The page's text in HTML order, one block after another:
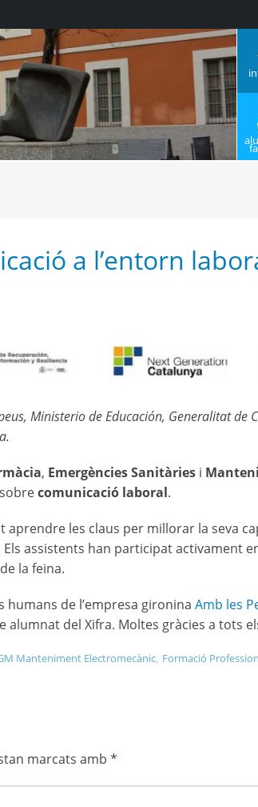
a l’entorn
Ministerio de Educación, Generalitat de
, Emergències Sanitàries i
comunicació laboral.
les claus per millorar la seva
assistents han participat activament
la feina.
de l’empresa gironina Amb les
alumnat del Xifra. Moltes gràcies a tots
Manteniment Electromecànic, Formació
marcats amb *